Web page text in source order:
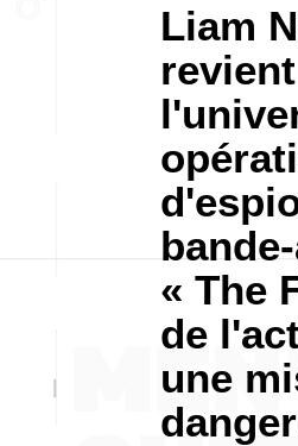
Liam
« The
de
une